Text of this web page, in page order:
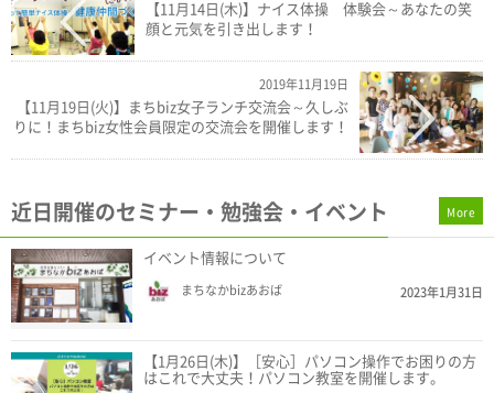
【11月14日(木)】ナイス体操 体験会～あなたの笑
顔と元気を引き出します！
2019年11月19日
【11月19日(火)】まちbiz女子ランチ交流会～久しぶ
りに！まちbiz女性会員限定の交流会を開催します！
近日開催のセミナー・勉強会・イベント
イベント情報について
まちなかbizあおば 2023年1月31日
【1月26日(木)】［安心］パソコン操作でお困りの方
はこれで大丈夫！パソコン教室を開催します。
More